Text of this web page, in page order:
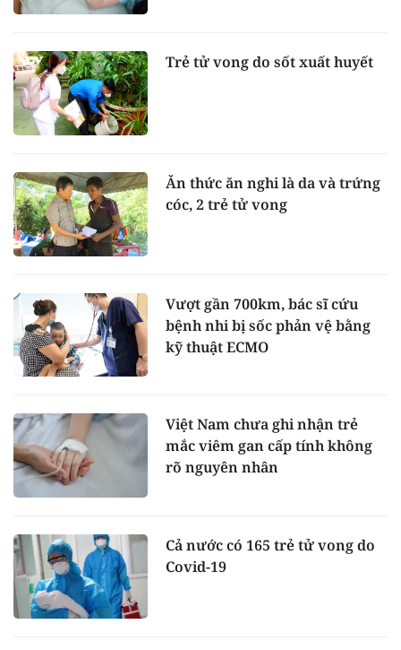
Trẻ tử vong do sốt xuất huyết
Ăn thức ăn nghi là da và trứng
cóc, 2 trẻ tử vong
Vượt gần 700km, bác sĩ cứu
bệnh nhi bị sốc phản vệ bằng
kỹ thuật ECMO
Việt Nam chưa ghi nhận trẻ
mắc viêm gan cấp tính không
rõ nguyên nhân
Cả nước có 165 trẻ tử vong do
Covid-19